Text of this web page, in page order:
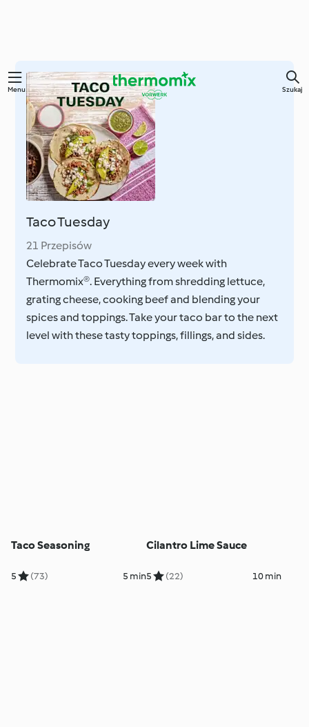
Przejdź
głównej
Menu Szukaj
Taco Tuesday
21 Przepisów
Celebrate Taco Tuesday every week with
Thermomix®. Everything from shredding lettuce,
grating cheese, cooking beef and blending your
spices and toppings. Take your taco bar to the next
level with these tasty toppings, fillings, and sides.
Taco Seasoning
5 (73) 5 min
Cilantro Lime Sauce
5 (22) 10 min